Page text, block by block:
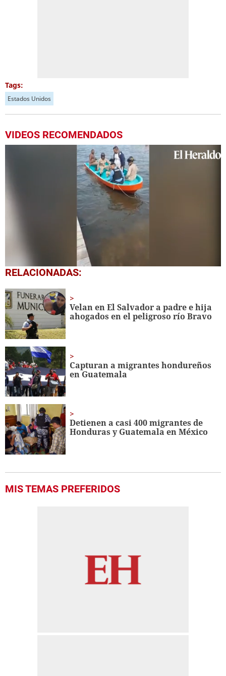
Tags:
Estados Unidos
VIDEOS RECOMENDADOS
0
seconds
36
seconds
RELACIONADAS:
Velan en El Salvador a padre e hija
ahogados en el peligroso río Bravo
Capturan a migrantes hondureños
en Guatemala
Detienen a casi 400 migrantes de
Honduras y Guatemala en México
MIS TEMAS PREFERIDOS